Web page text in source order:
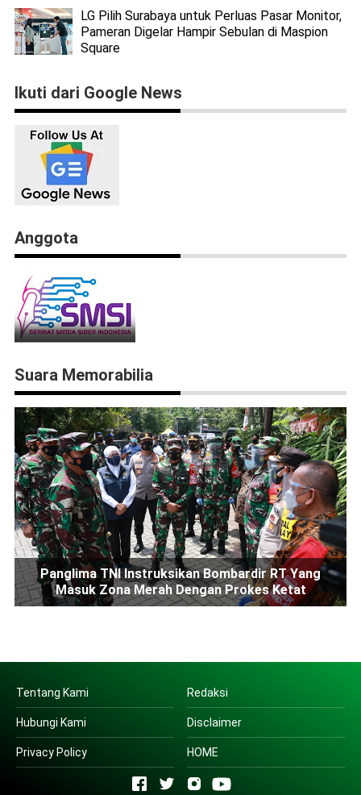
LG Pilih Surabaya untuk Perluas Pasar Monitor,
Pameran Digelar Hampir Sebulan di Maspion
Square
Ikuti dari Google News
Anggota
Suara Memorabilia
Panglima TNI Instruksikan Bombardir RT Yang
Masuk Zona Merah Dengan Prokes Ketat
Tentang Kami Redaksi
Hubungi Kami Disclaimer
Privacy Policy HOME